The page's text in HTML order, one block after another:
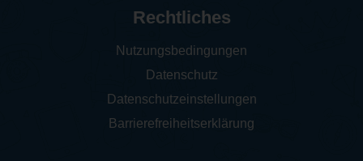
Rechtliches
Nutzungsbedingungen
Datenschutz
Datenschutzeinstellungen
Barrierefreiheitserklärung